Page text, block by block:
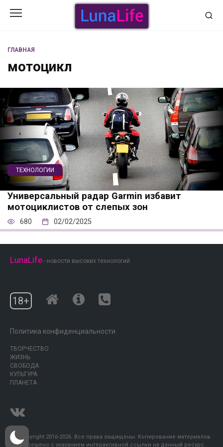
ГЛАВНАЯ
мотоцикл
ТЕХНОЛОГИИ
Универсальный радар Garmin избавит
мотоциклистов от слепых зон
680 02/02/2025
LunaLife - новости высоких технологий
18+
Политика конфиденциальности
ТВОРЧЕСТВО
ЖИЗНЬ
СВОБОДА
КУЛЬТУРА
ПЛАНЕТА
© Copyright 2016-2026. Все права защищены. Копирование материалов
разрешено с указанием интерактивной ссылки на данный ресурс.